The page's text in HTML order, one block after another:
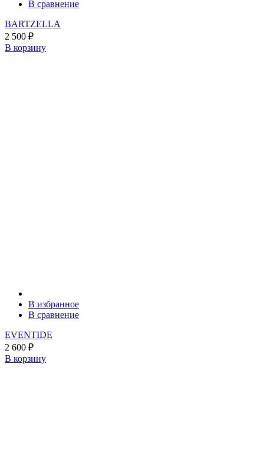
В сравнение
BARTZELLA
2 500 ₽
В корзину
В избранное
В сравнение
EVENTIDE
2 600 ₽
В корзину